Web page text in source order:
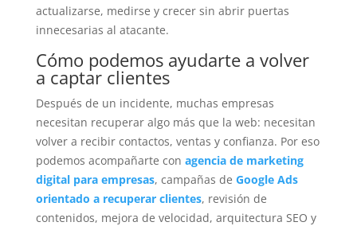
actualizarse, medirse y crecer sin abrir puertas
innecesarias al atacante.
Cómo podemos ayudarte a volver
a captar clientes
Después de un incidente, muchas empresas
necesitan recuperar algo más que la web: necesitan
volver a recibir contactos, ventas y confianza. Por eso
podemos acompañarte con agencia de marketing
digital para empresas, campañas de Google Ads
orientado a recuperar clientes, revisión de
contenidos, mejora de velocidad, arquitectura SEO y